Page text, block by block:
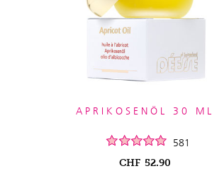
APRIKOSENÖL 30 ML
581
CHF 52.90